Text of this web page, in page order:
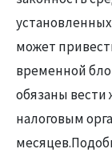
может
временной
обязаны вести
налоговым